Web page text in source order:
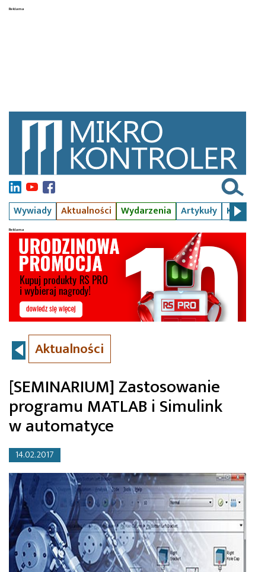
Wywiady Aktualności Wydarzenia Artykuły Kursy
Aktualności
[SEMINARIUM] Zastosowanie
programu MATLAB i Simulink
w automatyce
14.02.2017